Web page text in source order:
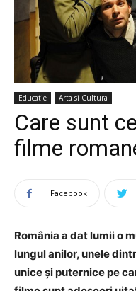
Educatie Arta si Cultura
Care sunt
filme
Facebook
România a dat lumii o
lungul anilor, unele
unice și puternice pe